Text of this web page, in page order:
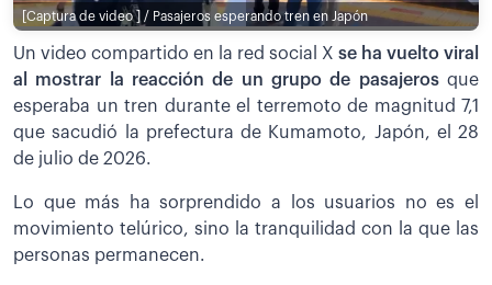
[Captura de video ] / Pasajeros esperando tren en Japón
Un video compartido en la red social X se ha vuelto viral
al mostrar la reacción de un grupo de pasajerosque
esperaba un tren durante el terremoto de magnitud 7,1
que sacudió la prefectura de Kumamoto, Japón, el 28
de julio de 2026.
Lo que más ha sorprendido a los usuarios no es el
movimiento telúrico, sino la tranquilidad con la que las
personas permanecen.